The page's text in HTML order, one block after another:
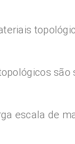
escala de